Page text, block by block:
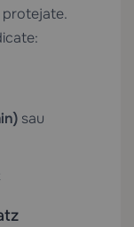
protejate.
sau